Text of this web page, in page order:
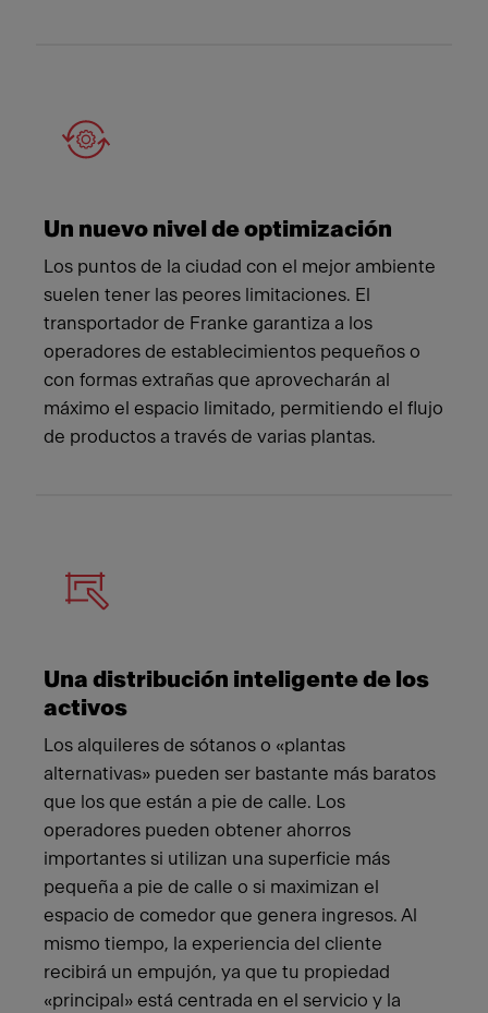
Un nuevo nivel de optimización
Los puntos de la ciudad con el mejor ambiente
suelen tener las peores limitaciones. El
transportador de Franke garantiza a los
operadores de establecimientos pequeños o
con formas extrañas que aprovecharán al
máximo el espacio limitado, permitiendo el flujo
de productos a través de varias plantas.
Una distribución inteligente de los
activos
Los alquileres de sótanos o «plantas
alternativas» pueden ser bastante más baratos
que los que están a pie de calle. Los
operadores pueden obtener ahorros
importantes si utilizan una superficie más
pequeña a pie de calle o si maximizan el
espacio de comedor que genera ingresos. Al
mismo tiempo, la experiencia del cliente
recibirá un empujón, ya que tu propiedad
«principal» está centrada en el servicio y la